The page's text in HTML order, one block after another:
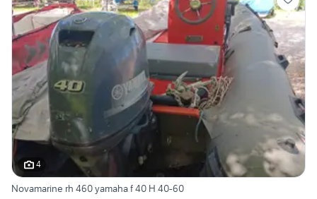
4
Novamarine rh 460 yamaha f 40 H 40-60